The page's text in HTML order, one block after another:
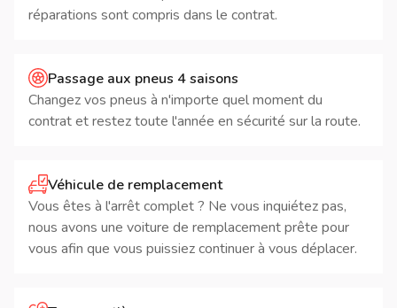
réparations sont compris dans le contrat.
Passage aux pneus 4 saisons
Changez vos pneus à n'importe quel moment du
contrat et restez toute l'année en sécurité sur la route.
Véhicule de remplacement
Vous êtes à l'arrêt complet ? Ne vous inquiétez pas,
nous avons une voiture de remplacement prête pour
vous afin que vous puissiez continuer à vous déplacer.